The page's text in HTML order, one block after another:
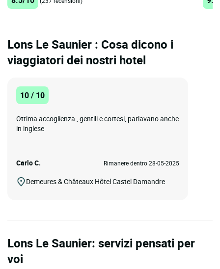
Lons Le Saunier : Cosa dicono i
viaggiatori dei nostri hotel
10 / 10
Ottima accoglienza , gentili e cortesi, parlavano anche
in inglese
Carlo C. Rimanere dentro 28-05-2025
Demeures & Châteaux Hôtel Castel Damandre
Lons Le Saunier: servizi pensati per
voi